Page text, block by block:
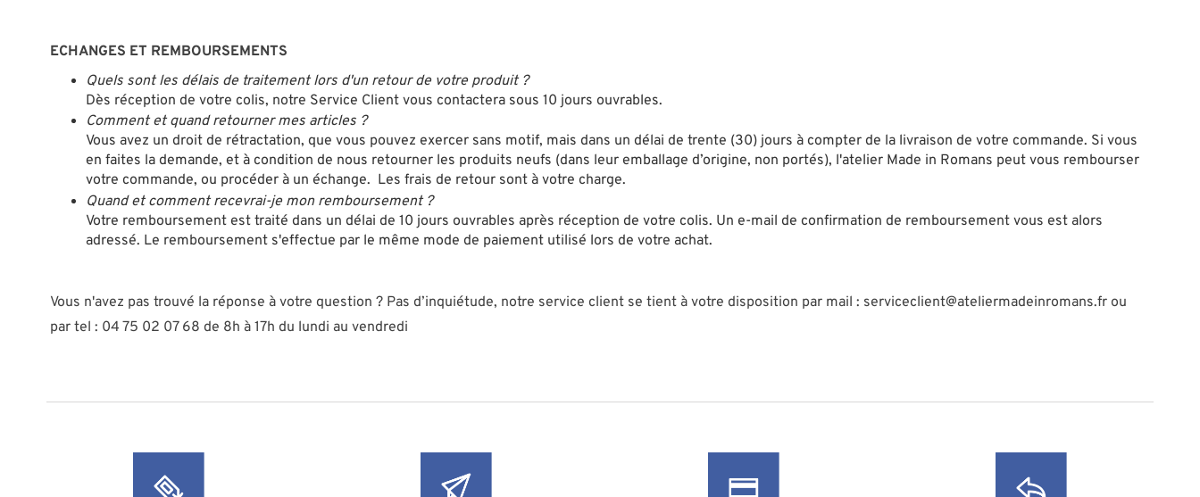
ECHANGES ET REMBOURSEMENTS
Quels sont les délais de traitement lors d'un retour de votre produit ?
Dès réception de votre colis, notre Service Client vous contactera sous 10 jours ouvrables.
Comment et quand retourner mes articles ?
Vous avez un droit de rétractation, que vous pouvez exercer sans motif, mais dans un délai de trente (30) jours à compter de la livraison de votre commande. Si vous
en faites la demande, et à condition de nous retourner les produits neufs (dans leur emballage d’origine, non portés), l'atelier Made in Romans peut vous rembourser
votre commande, ou procéder à un échange. Les frais de retour sont à votre charge.
Quand et comment recevrai-je mon remboursement ?
Votre remboursement est traité dans un délai de 10 jours ouvrables après réception de votre colis. Un e-mail de confirmation de remboursement vous est alors
adressé. Le remboursement s'effectue par le même mode de paiement utilisé lors de votre achat.
Vous n'avez pas trouvé la réponse à votre question ? Pas d’inquiétude, notre service client se tient à votre disposition par mail : serviceclient@ateliermadeinromans.fr ou
par tel : 04 75 02 07 68 de 8h à 17h du lundi au vendredi